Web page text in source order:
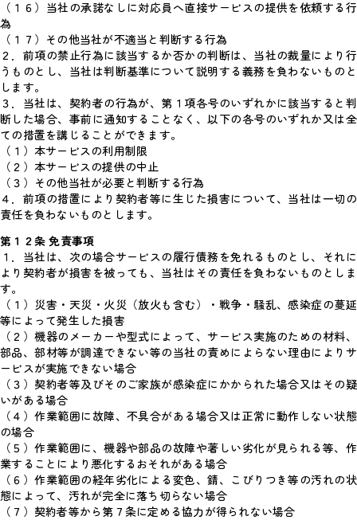
（１６）当社の承諾なしに対応員へ直接サービスの提供を依頼する行
為
（１７）その他当社が不適当と判断する行為
２．前項の禁止行為に該当するか否かの判断は、当社の裁量により行
うものとし、当社は判断基準について説明する義務を負わないものと
します。
３．当社は、契約者の行為が、第１項各号のいずれかに該当すると判
断した場合、事前に通知することなく、以下の各号のいずれか又は全
ての措置を講じることができます。
（１）本サービスの利用制限
（２）本サービスの提供の中止
（３）その他当社が必要と判断する行為
４．前項の措置により契約者等に生じた損害について、当社は一切の
責任を負わないものとします。
第１２条 免責事項
１．当社は、次の場合サービスの履行債務を免れるものとし、それに
より契約者が損害を被っても、当社はその責任を負わないものとしま
す。
（１）災害・天災・火災（放火も含む）・戦争・騒乱、感染症の蔓延
等によって発生した損害
（２）機器のメーカーや型式によって、サービス実施のための材料、
部品、部材等が調達できない等の当社の責めによらない理由によりサ
ービスが実施できない場合
（３）契約者等及びそのご家族が感染症にかかられた場合又はその疑
いがある場合
（４）作業範囲に故障、不具合がある場合又は正常に動作しない状態
の場合
（５）作業範囲に、機器や部品の故障や著しい劣化が見られる等、作
業することにより悪化するおそれがある場合
（６）作業範囲の経年劣化による変色、錆、こびりつき等の汚れの状
態によって、汚れが完全に落ち切らない場合
（７）契約者等から第７条に定める協力が得られない場合